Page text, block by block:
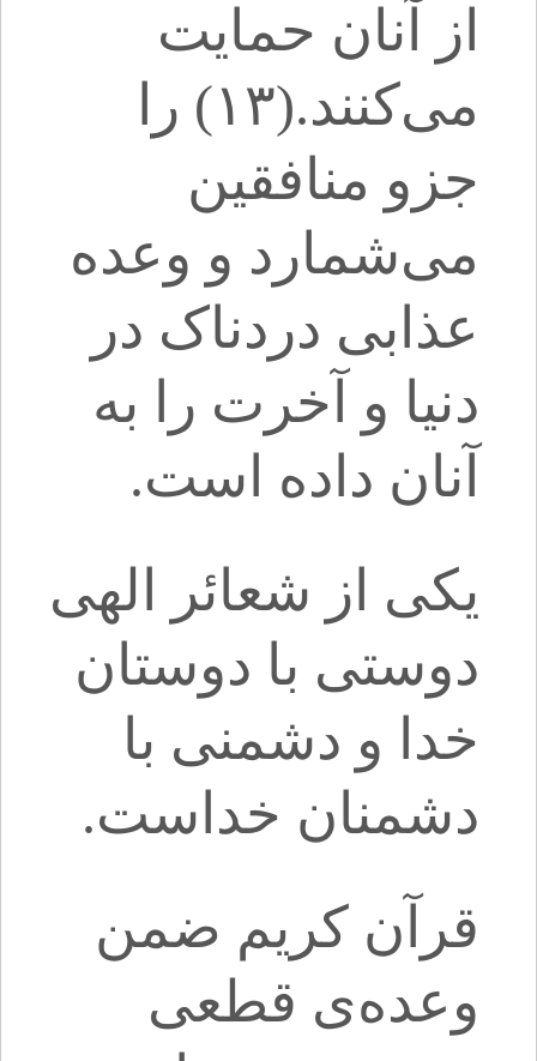
از آنان حمایت
می‌کنند.(۱۳) را
جزو منافقین
می‌شمارد و وعده
عذابی دردناک در
دنیا و آخرت را به
آنان داده است.
یکی از شعائر الهی
دوستی با دوستان
خدا و دشمنی با
دشمنان خداست.
قرآن کریم ضمن
وعده‌ی قطعی